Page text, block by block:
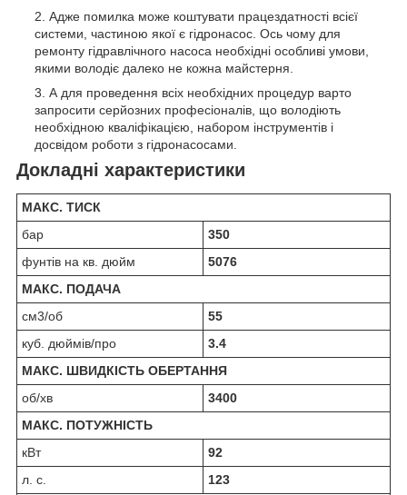
Адже помилка може коштувати працездатності всієї
системи, частиною якої є гідронасос. Ось чому для
ремонту гідравлічного насоса необхідні особливі умови,
якими володіє далеко не кожна майстерня.
А для проведення всіх необхідних процедур варто
запросити серйозних професіоналів, що володіють
необхідною кваліфікацією, набором інструментів і
досвідом роботи з гідронасосами.
Докладні характеристики
МАКС. ТИСК
бар
350
фунтів на кв. дюйм
5076
МАКС. ПОДАЧА
см3/об
55
куб. дюймів/про
3.4
МАКС. ШВИДКІСТЬ ОБЕРТАННЯ
об/хв
3400
МАКС. ПОТУЖНІСТЬ
кВт
92
л. с.
123